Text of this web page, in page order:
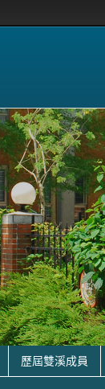
歷屆雙溪成員